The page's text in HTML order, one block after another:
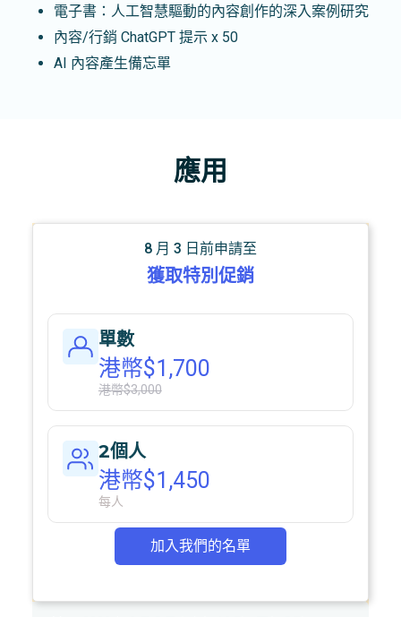
電子書：人工智慧驅動的內容創作的深入案例研究
內容/行銷 ChatGPT 提示 x 50
AI 內容產生備忘單
應用
8 月 3 日前申請至
獲取特別促銷
單數
港幣$1,700
港幣$3,000
2個人
港幣$1,450
每人
加入我們的名單